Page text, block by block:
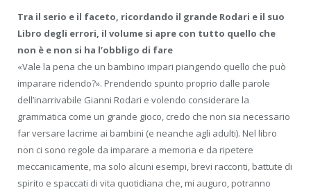
Tra il serio e il faceto, ricordando il grande Rodari e il suo
Libro degli errori, il volume si apre con tutto quello che
non è e non si ha l’obbligo di fare
«Vale la pena che un bambino impari piangendo quello che può
imparare ridendo?». Prendendo spunto proprio dalle parole
dell’inarrivabile Gianni Rodari e volendo considerare la
grammatica come un grande gioco, credo che non sia necessario
far versare lacrime ai bambini (e neanche agli adulti). Nel libro
non ci sono regole da imparare a memoria e da ripetere
meccanicamente, ma solo alcuni esempi, brevi racconti, battute di
spirito e spaccati di vita quotidiana che, mi auguro, potranno